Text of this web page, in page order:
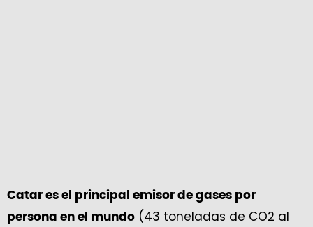
Catar es el principal emisor de gases por
persona en el mundo (43 toneladas de CO2 al